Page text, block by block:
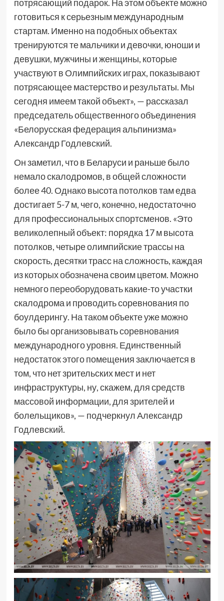
потрясающий подарок. На этом объекте можно
готовиться к серьезным международным
стартам. Именно на подобных объектах
тренируются те мальчики и девочки, юноши и
девушки, мужчины и женщины, которые
участвуют в Олимпийских играх, показывают
потрясающее мастерство и результаты. Мы
сегодня имеем такой объект», — рассказал
председатель общественного объединения
«Белорусская федерация альпинизма»
Александр Годлевский.
Он заметил, что в Беларуси и раньше было
немало скалодромов, в общей сложности
более 40. Однако высота потолков там едва
достигает 5-7 м, чего, конечно, недостаточно
для профессиональных спортсменов. «Это
великолепный объект: порядка 17 м высота
потолков, четыре олимпийские трассы на
скорость, десятки трасс на сложность, каждая
из которых обозначена своим цветом. Можно
немного переоборудовать какие-то участки
скалодрома и проводить соревнования по
боулдерингу. На таком объекте уже можно
было бы организовывать соревнования
международного уровня. Единственный
недостаток этого помещения заключается в
том, что нет зрительских мест и нет
инфраструктуры, ну, скажем, для средств
массовой информации, для зрителей и
болельщиков», — подчеркнул Александр
Годлевский.